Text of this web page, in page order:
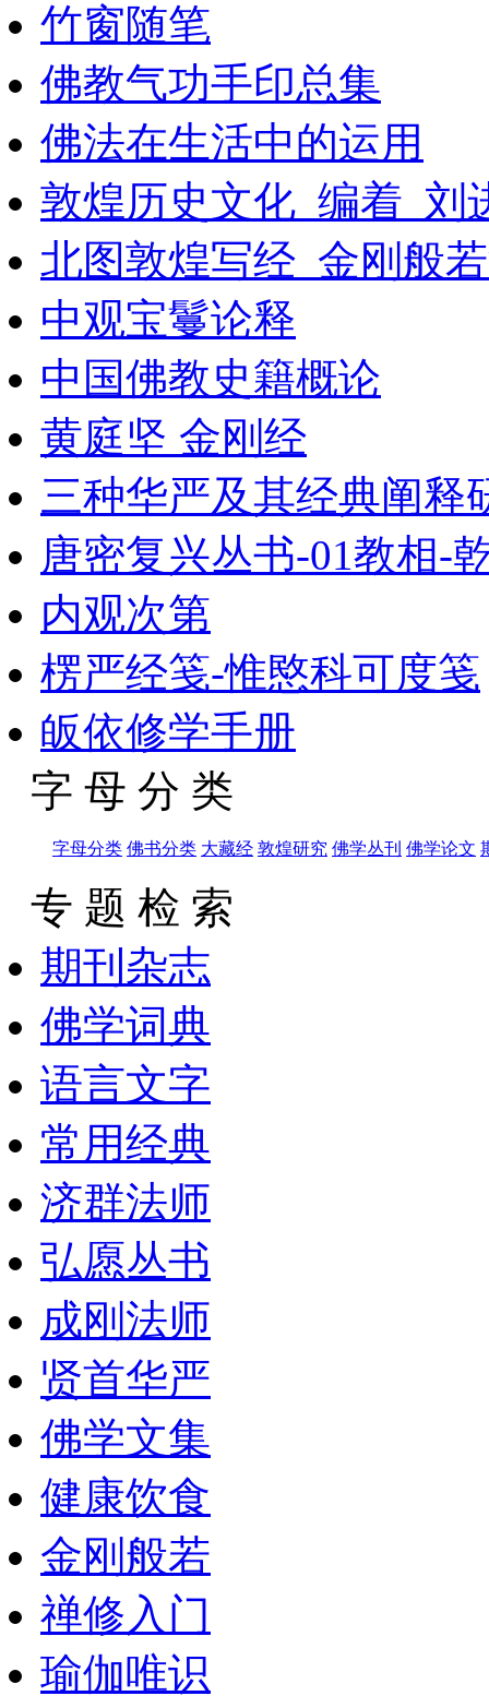
竹窗随笔
佛教气功手印总集
佛法在生活中的运用
敦煌历史文化_编着_刘
北图敦煌写经_金刚般
中观宝鬘论释
中国佛教史籍概论
黄庭坚 金刚经
三种华严及其经典阐释
唐密复兴丛书-01教相-
内观次第
楞严经笺-惟愍科可度笺
皈依修学手册
字 母 分 类
字母分类 佛书分类 大藏经 敦煌研究 佛学丛刊 佛学论文
专 题 检 索
期刊杂志
佛学词典
语言文字
常用经典
济群法师
弘愿丛书
成刚法师
贤首华严
佛学文集
健康饮食
金刚般若
禅修入门
瑜伽唯识